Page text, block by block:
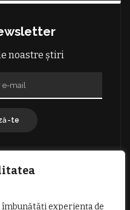
experiența de
noastre știri
te